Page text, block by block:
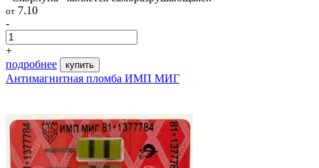
от 7.10
-
+
подробнее
купить
Антимагнитная пломба ИМП МИГ